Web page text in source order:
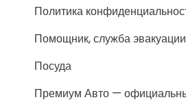
Политика
Помощник, служба
Посуда
Премиум Авто —